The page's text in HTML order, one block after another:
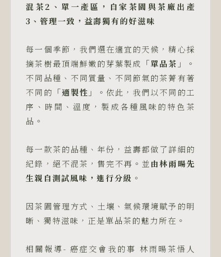
混茶2 、單一產區，自家茶園與茶廠出產
3 、管理一致，益壽獨有的好滋味
每一個季節，我們選在適宜的天候，精心採
摘茶樹最頂端鮮嫩的芽葉製成 「單品茶」
。
不同品種、不同質量、不同節氣的茶菁有著
不同的 「適製性」
。依此，我們以不同的工
序、時間、溫度，製成各種風味的特色茶
品。
每一款茶的品種、年份，益壽都做了詳細的
紀錄，絕不混茶，售完不再。並 由林雨暘先
生親自測試風味，進行分級 。
因茶園管理方式、土壤、氣候環境賦予的明
晰、獨特滋味，正是單品茶的魅力所在。
相關報導- 癌症交會我的事 林雨暘茶悟人